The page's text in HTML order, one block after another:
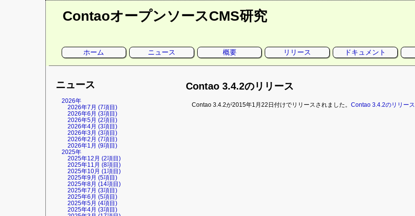
ContaoオープンソースCMS研究
ー
ホーム ニュース 概要 リリース ドキュメント
Contao 3.4.2のリリース
Contao 3.4.2が2015年1月22日付けでリリースされました。Contao 3.4.2のリリース
ニュース
2026年
2026年7月 (7項目)
2026年6月 (3項目)
2026年5月 (2項目)
2026年4月 (3項目)
2026年3月 (3項目)
2026年2月 (7項目)
2026年1月 (9項目)
2025年
2025年12月 (2項目)
2025年11月 (8項目)
2025年10月 (1項目)
2025年9月 (5項目)
2025年8月 (14項目)
2025年7月 (3項目)
2025年6月 (5項目)
2025年5月 (4項目)
2025年4月 (3項目)